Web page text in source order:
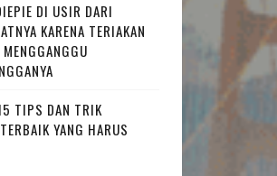
DI USIR DARI
KARENA TERIAKAN
TIPS DAN TRIK
YANG HARUS